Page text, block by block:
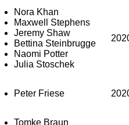
Nora Khan
Maxwell Stephens
Jeremy Shaw
Bettina Steinbrugge
Naomi Potter
Julia Stoschek
Peter Friese
Tomke Braun